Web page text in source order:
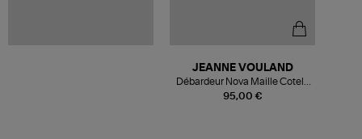
95,00 €
JEANNE VOULAND
Débardeur Nova Maille Cotelé
Blanc